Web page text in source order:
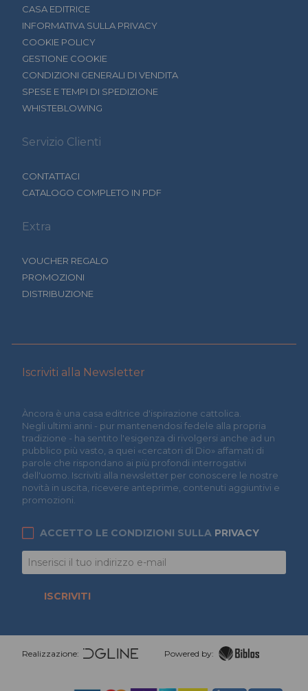
CASA EDITRICE
INFORMATIVA SULLA PRIVACY
COOKIE POLICY
GESTIONE COOKIE
CONDIZIONI GENERALI DI VENDITA
SPESE E TEMPI DI SPEDIZIONE
WHISTEBLOWING
Servizio Clienti
CONTATTACI
CATALOGO COMPLETO IN PDF
Extra
VOUCHER REGALO
PROMOZIONI
DISTRIBUZIONE
Iscriviti alla Newsletter
Àncora è una casa editrice d'ispirazione cattolica.
Negli ultimi anni - pur mantenendosi fedele alla propria
tradizione - ha sentito l'esigenza di rivolgersi anche ad un
pubblico più vasto, a quei «cercatori di Dio» affamati di
parole che rispondano ai più profondi interrogativi
dell'uomo. Iscriviti alla newsletter per conoscere le nostre
novità in uscita, ricevere anteprime, contenuti aggiuntivi e
promozioni.
ACCETTO LE CONDIZIONI SULLA PRIVACY
ISCRIVITI
Realizzazione: Powered by: